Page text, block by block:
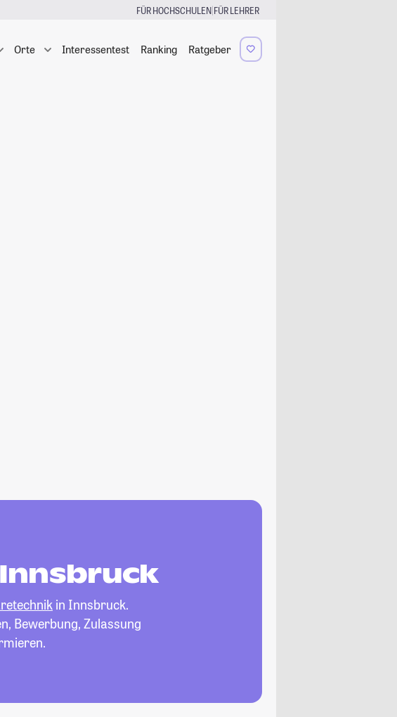
FÜR HOCHSCHULEN|FÜR LEHRER
Orte Interessentest Ranking Ratgeber
in Innsbruck.
Bewerbung, Zulassung